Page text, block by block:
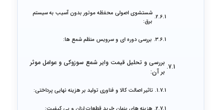
شستشوی اصولی محفظه موتور بدون آسیب به سیستم
برق:
بررسی دوره ای و سرویس منظم شمع ها:
بررسی و تحلیل قیمت وایر شمع سوزوکی و عوامل موثر
بر آن:
تاثیر اصالت کالا و فناوری تولید بر هزینه نهایی پرداختی: